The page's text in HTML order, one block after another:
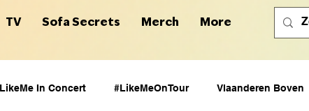
TV Sofa Secrets Merch More
In Concert #LikeMeOnTour Vlaanderen Boven